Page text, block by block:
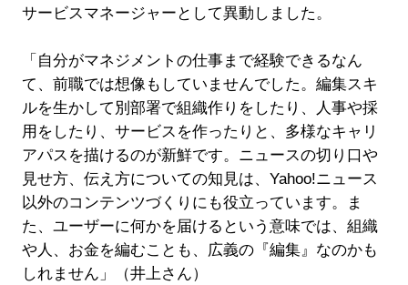
サービスマネージャーとして異動しました。
「自分がマネジメントの仕事まで経験できるなん
て、前職では想像もしていませんでした。編集スキ
ルを生かして別部署で組織作りをしたり、人事や採
用をしたり、サービスを作ったりと、多様なキャリ
アパスを描けるのが新鮮です。ニュースの切り口や
見せ方、伝え方についての知見は、Yahoo!ニュース
以外のコンテンツづくりにも役立っています。ま
た、ユーザーに何かを届けるという意味では、組織
や人、お金を編むことも、広義の『編集』なのかも
しれません」（井上さん）